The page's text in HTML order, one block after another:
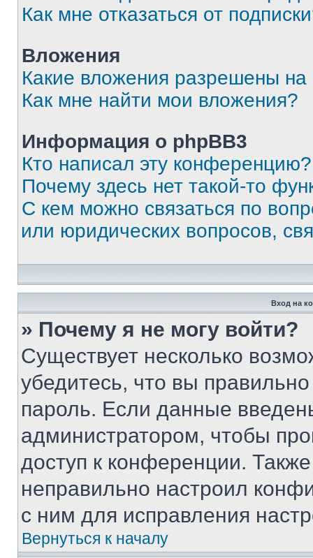
Как мне отказаться от
Вложения
Какие вложения разрешены
Как мне найти мои вложения?
Информация о phpBB3
Кто написал эту конференцию?
Почему здесь нет такой-то
С кем можно связаться по
или юридических вопросов,
Вход на
» Почему я не могу войти?
Существует несколько
убедитесь, что вы
пароль. Если данные
администратором, чтобы
доступ к конференции.
неправильно настроил
с ним для исправления
Вернуться к началу